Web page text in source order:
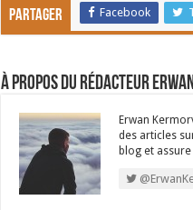
Ces deux années de
nécessairement à
Noël c’est Dieu qui accepte
privé de parole. Dieu, qui
à mal par toutes sortes
La prise de conscience de
par nous-mêmes. Elle doit
Partager Facebook
À propos du rédacteur
Erwan
des articles
blog et